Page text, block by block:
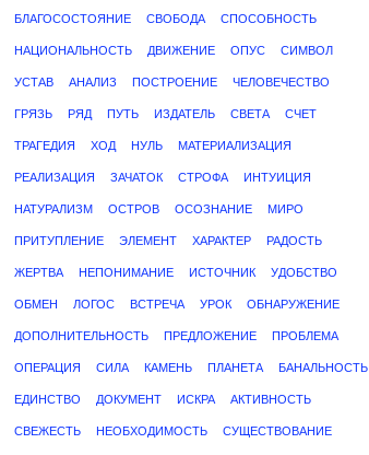
БЛАГОСОСТОЯНИЕ СВОБОДА СПОСОБНОСТЬ
НАЦИОНАЛЬНОСТЬ ДВИЖЕНИЕ ОПУС СИМВОЛ
УСТАВ АНАЛИЗ ПОСТРОЕНИЕ ЧЕЛОВЕЧЕСТВО
ГРЯЗЬ РЯД ПУТЬ ИЗДАТЕЛЬ СВЕТА СЧЕТ
ТРАГЕДИЯ ХОД НУЛЬ МАТЕРИАЛИЗАЦИЯ
РЕАЛИЗАЦИЯ ЗАЧАТОК СТРОФА ИНТУИЦИЯ
НАТУРАЛИЗМ ОСТРОВ ОСОЗНАНИЕ МИРО
ПРИТУПЛЕНИЕ ЭЛЕМЕНТ ХАРАКТЕР РАДОСТЬ
ЖЕРТВА НЕПОНИМАНИЕ ИСТОЧНИК УДОБСТВО
ОБМЕН ЛОГОС ВСТРЕЧА УРОК ОБНАРУЖЕНИЕ
ДОПОЛНИТЕЛЬНОСТЬ ПРЕДЛОЖЕНИЕ ПРОБЛЕМА
ОПЕРАЦИЯ СИЛА КАМЕНЬ ПЛАНЕТА БАНАЛЬНОСТЬ
ЕДИНСТВО ДОКУМЕНТ ИСКРА АКТИВНОСТЬ
СВЕЖЕСТЬ НЕОБХОДИМОСТЬ СУЩЕСТВОВАНИЕ